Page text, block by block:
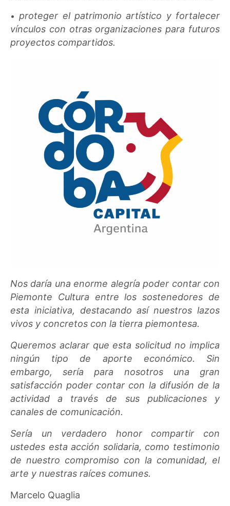
•proteger el patrimonio artístico y fortalecer
vínculos con otras organizaciones para futuros
proyectos compartidos.
Nos daría una enorme alegría poder contar con
Piemonte Cultura entre los sostenedores de
esta iniciativa, destacando así nuestros lazos
vivos y concretos con la tierra piemontesa.
Queremos aclarar que esta solicitud no implica
ningún tipo de aporte económico. Sin
embargo, sería para nosotros una gran
satisfacción poder contar con la difusión de la
actividad a través de sus publicaciones y
canales de comunicación.
Sería un verdadero honor compartir con
ustedes esta acción solidaria, como testimonio
de nuestro compromiso con la comunidad, el
arte y nuestras raíces comunes.
Marcelo Quaglia